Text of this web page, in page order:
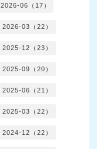
2026-06（17）
2026-03（22）
2025-12（23）
2025-09（20）
2025-06（21）
2025-03（22）
2024-12（22）